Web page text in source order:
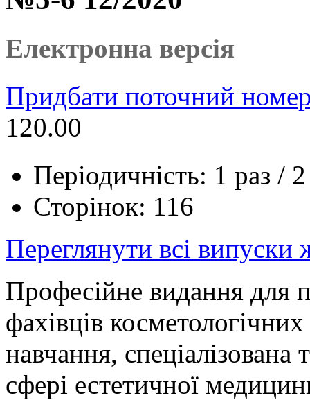
Електронна версія
Придбати поточний
120.00
Періодичність: 1 раз /
Сторінок: 116
Переглянути всі випуски
Професійне видання для
фахівців
навчання,
сфері естетичної